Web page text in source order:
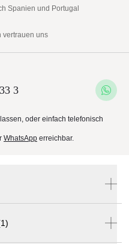
Spanien und Portugal
vertrauen uns
3
oder einfach telefonisch
WhatsApp erreichbar.